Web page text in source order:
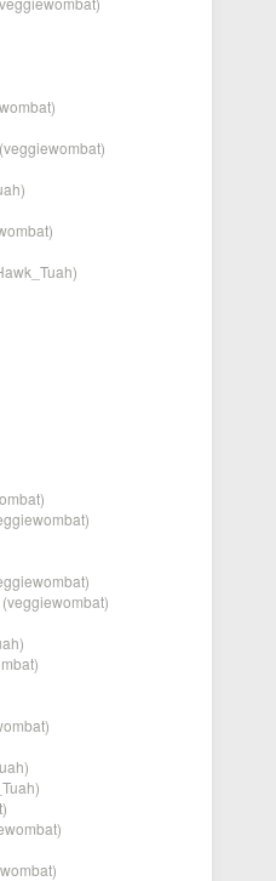
)
(veggiewombat)
)
)
)
)
)
)
(veggiewombat)
)
)
)
)
)
)
)
)